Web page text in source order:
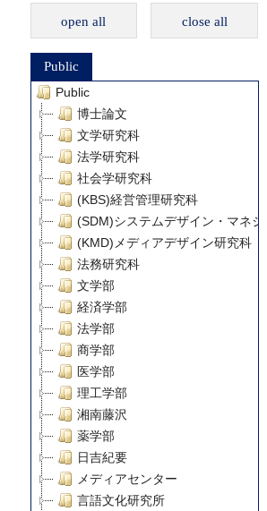
open all close all
Public
Public
博士論文
文学研究科
法学研究科
社会学研究科
(KBS)経営管理研究科
(SDM)システムデザイン・マネジ
(KMD)メディアデザイン研究科
法務研究科
文学部
経済学部
法学部
商学部
医学部
理工学部
湘南藤沢
薬学部
日吉紀要
メディアセンター
言語文化研究所